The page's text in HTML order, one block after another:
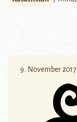
9. November 2017